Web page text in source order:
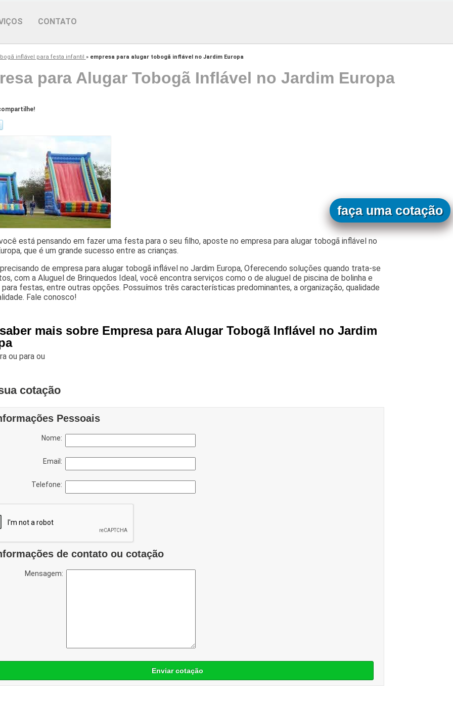
CONTATO
inflável para festa infantil » empresa para alugar tobogã inflável no Jardim Europa
para Alugar Tobogã Inflável no Jardim Europa
está pensando em fazer uma festa para o seu filho, aposte no empresa para alugar tobogã inflável no
que é um grande sucesso entre as crianças.
de empresa para alugar tobogã inflável no Jardim Europa, Oferecendo soluções quando trata-se
com a Aluguel de Brinquedos Ideal, você encontra serviços como o de aluguel de piscina de bolinha e
para festas, entre outras opções. Possuímos três características predominantes, a organização, qualidade
Fale conosco!
mais sobre Empresa para Alugar Tobogã Inflável no Jardim
ou paraou
faça uma cotação
cotação
Pessoais
Nome:
Email:
Telefone:
de contato ou cotação
Mensagem:
Enviar cotação